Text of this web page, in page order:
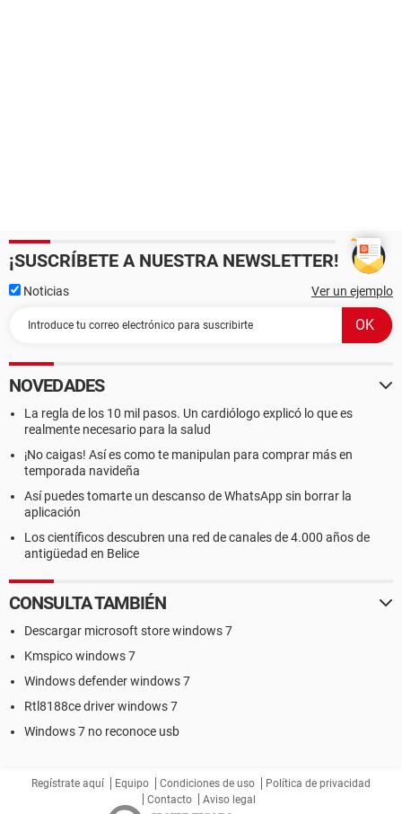
¡SUSCRÍBETE A NUESTRA NEWSLETTER!
Noticias Ver un ejemplo
NOVEDADES
La regla de los 10 mil pasos. Un cardiólogo explicó lo que es
realmente necesario para la salud
¡No caigas! Así es como te manipulan para comprar más en
temporada navideña
Así puedes tomarte un descanso de WhatsApp sin borrar la
aplicación
Los científicos descubren una red de canales de 4.000 años de
antigüedad en Belice
CONSULTA TAMBIÉN
Descargar microsoft store windows 7
Kmspico windows 7
Windows defender windows 7
Rtl8188ce driver windows 7
Windows 7 no reconoce usb
Regístrate aquí Equipo Condiciones de uso
Política de privacidad
Contacto
Aviso legal